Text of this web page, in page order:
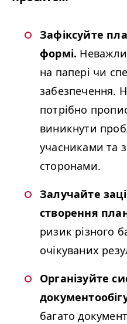
Зафіксуйте
формі.
на папері чи
забезпечення.
потрібно
виникнути
учасниками та
сторонами.
Залучайте
створення
ризик різного
очікуваних
Організуйте
багато